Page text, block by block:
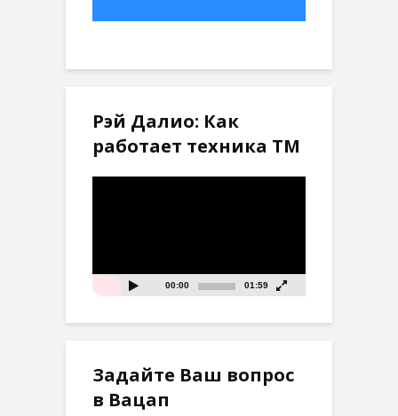
Рэй Далио: Как
работает техника ТМ
00:00 01:59
Задайте Ваш вопрос
в Вацап